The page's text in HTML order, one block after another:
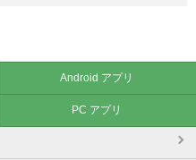
Android アプリ
PC アプリ